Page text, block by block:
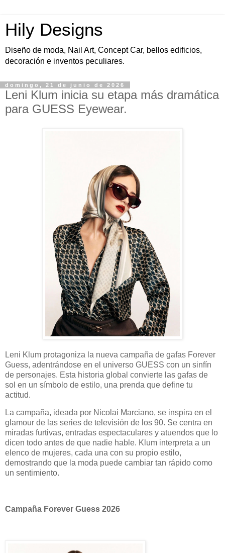
Hily Designs
Diseño de moda, Nail Art, Concept Car, bellos edificios,
decoración e inventos peculiares.
domingo, 21 de junio de 2026
Leni Klum inicia su etapa más dramática
para GUESS Eyewear.
Leni Klum protagoniza la nueva campaña de gafas Forever
Guess, adentrándose en el universo GUESS con un sinfín
de personajes. Esta historia global convierte las gafas de
sol en un símbolo de estilo, una prenda que define tu
actitud.
La campaña, ideada por Nicolai Marciano, se inspira en el
glamour de las series de televisión de los 90. Se centra en
miradas furtivas, entradas espectaculares y atuendos que lo
dicen todo antes de que nadie hable. Klum interpreta a un
elenco de mujeres, cada una con su propio estilo,
demostrando que la moda puede cambiar tan rápido como
un sentimiento.
Campaña Forever Guess 2026